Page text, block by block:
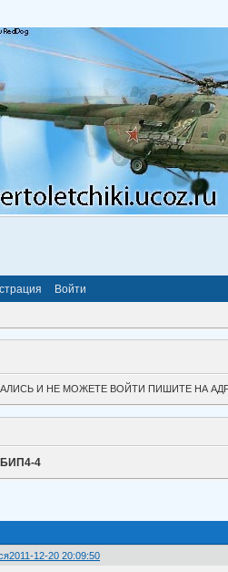
Войти
И НЕ МОЖЕТЕ ВОЙТИ ПИШИТЕ НА
БИП4-4
2011-12-20 20:09:50